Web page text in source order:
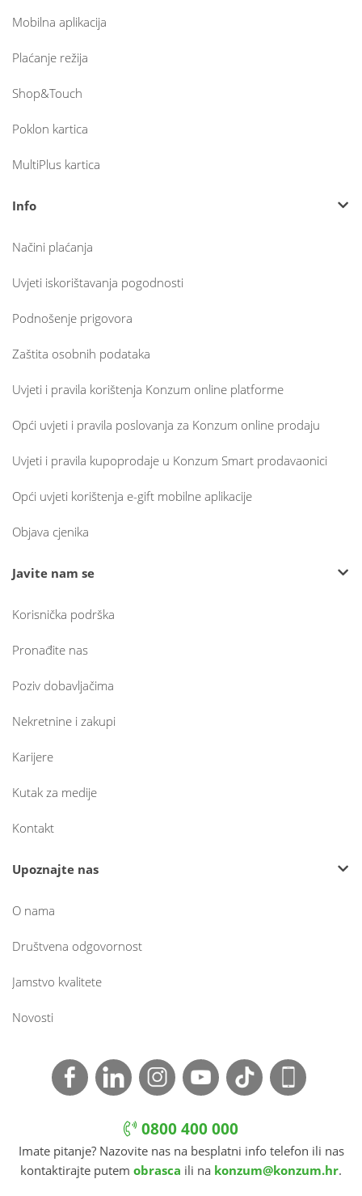
Mobilna aplikacija
Plaćanje režija
Shop&Touch
Poklon kartica
MultiPlus kartica
Info
Načini plaćanja
Uvjeti iskorištavanja pogodnosti
Podnošenje prigovora
Zaštita osobnih podataka
Uvjeti i pravila korištenja Konzum online platforme
Opći uvjeti i pravila poslovanja za Konzum online prodaju
Uvjeti i pravila kupoprodaje u Konzum Smart prodavaonici
Opći uvjeti korištenja e-gift mobilne aplikacije
Objava cjenika
Javite nam se
Korisnička podrška
Pronađite nas
Poziv dobavljačima
Nekretnine i zakupi
Karijere
Kutak za medije
Kontakt
Upoznajte nas
O nama
Društvena odgovornost
Jamstvo kvalitete
Novosti
0800 400 000
Imate pitanje? Nazovite nas na besplatni info telefon ili nas
kontaktirajte putem obrasca ili na konzum@konzum.hr.